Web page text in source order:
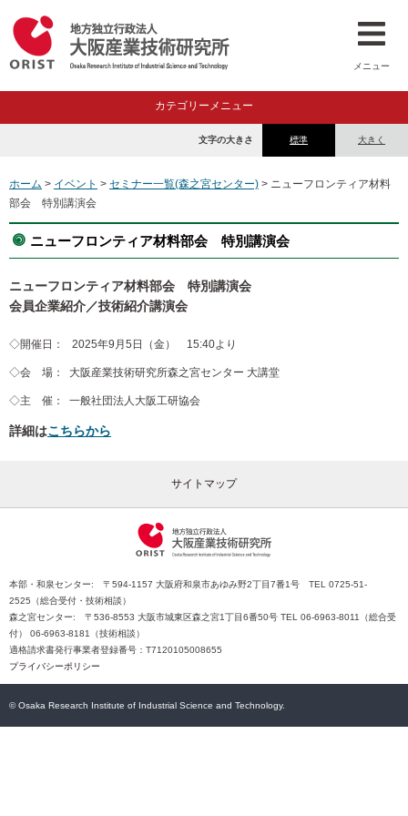
メニュー
カテゴリーメニュー
標準 大きく
文字の大きさ
ホーム > イベント > セミナー一覧(森之宮センター) > ニューフロンティア材料
部会 特別講演会
ニューフロンティア材料部会 特別講演会
ニューフロンティア材料部会 特別講演会
会員企業紹介／技術紹介講演会
◇開催日： 2025年9月5日（金） 15:40より
◇会 場： 大阪産業技術研究所森之宮センター 大講堂
◇主 催： 一般社団法人大阪工研協会
詳細はこちらから
サイトマップ
本部・和泉センター: 〒594-1157 大阪府和泉市あゆみ野2丁目7番1号 TEL 0725-51-
2525（総合受付・技術相談）
森之宮センター: 〒536-8553 大阪市城東区森之宮1丁目6番50号 TEL 06-6963-8011（総合受
付） 06-6963-8181（技術相談）
適格請求書発行事業者登録番号：T7120105008655
プライバシーポリシー
© Osaka Research Institute of Industrial Science and Technology.